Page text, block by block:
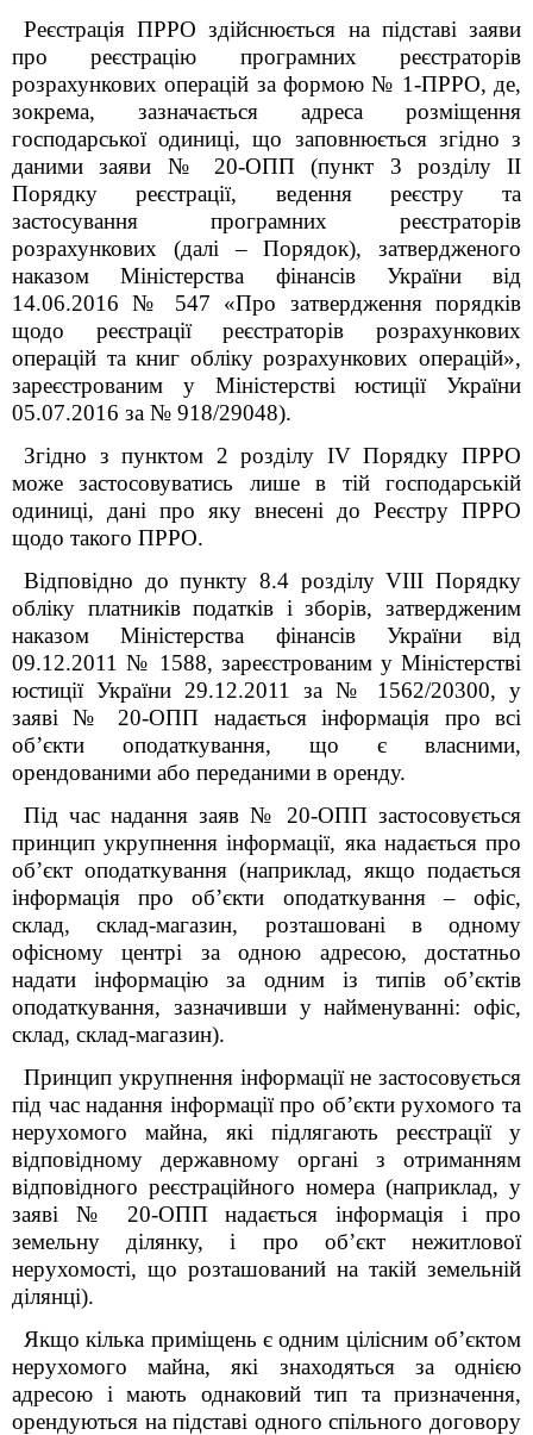
Реєстрація ПРРО здійснюється на підставі заяви
про реєстрацію програмних реєстраторів
розрахункових операцій за формою № 1-ПРРО, де,
зокрема, зазначається адреса розміщення
господарської одиниці, що заповнюється згідно з
даними заяви № 20-ОПП (пункт 3 розділу ІІ
Порядку реєстрації, ведення реєстру та
застосування програмних реєстраторів
розрахункових (далі – Порядок), затвердженого
наказом Міністерства фінансів України від
14.06.2016 № 547 «Про затвердження порядків
щодо реєстрації реєстраторів розрахункових
операцій та книг обліку розрахункових операцій»,
зареєстрованим у Міністерстві юстиції України
05.07.2016 за № 918/29048).
Згідно з пунктом 2 розділу IV Порядку ПРРО
може застосовуватись лише в тій господарській
одиниці, дані про яку внесені до Реєстру ПРРО
щодо такого ПРРО.
Відповідно до пункту 8.4 розділу VIIІ Порядку
обліку платників податків і зборів, затвердженим
наказом Міністерства фінансів України від
09.12.2011 № 1588, зареєстрованим у Міністерстві
юстиції України 29.12.2011 за № 1562/20300, у
заяві № 20-ОПП надається інформація про всі
об’єкти оподаткування, що є власними,
орендованими або переданими в оренду.
Під час надання заяв № 20-ОПП застосовується
принцип укрупнення інформації, яка надається про
об’єкт оподаткування (наприклад, якщо подається
інформація про об’єкти оподаткування – офіс,
склад, склад-магазин, розташовані в одному
офісному центрі за одною адресою, достатньо
надати інформацію за одним із типів об’єктів
оподаткування, зазначивши у найменуванні: офіс,
склад, склад-магазин).
Принцип укрупнення інформації не застосовується
під час надання інформації про об’єкти рухомого та
нерухомого майна, які підлягають реєстрації у
відповідному державному органі з отриманням
відповідного реєстраційного номера (наприклад, у
заяві № 20-ОПП надається інформація і про
земельну ділянку, і про об’єкт нежитлової
нерухомості, що розташований на такій земельній
ділянці).
Якщо кілька приміщень є одним цілісним об’єктом
нерухомого майна, які знаходяться за однією
адресою і мають однаковий тип та призначення,
орендуються на підставі одного спільного договору